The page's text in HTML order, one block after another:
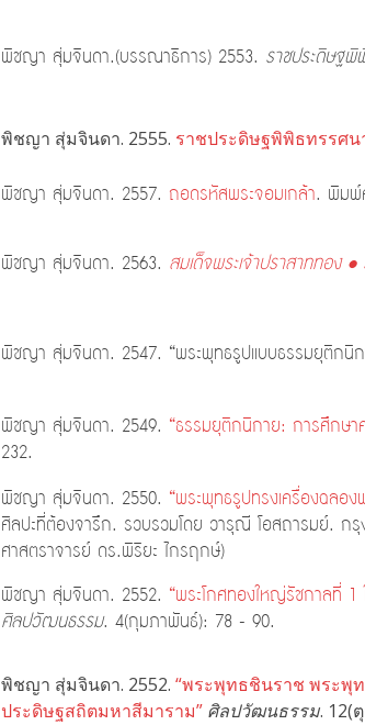
พิชญา สุ่มจินดา.(บรรณาธิการ) 2553. ราชประดิษฐ
พิชญา สุ่มจินดา. 2555. ราชประดิษฐพิพิธทรรศน
พิชญา สุ่มจินดา. 2557. ถอดรหัสพระจอมเกล้า. พิมพ์
พิชญา สุ่มจินดา. 2563. สมเด็จพระเจ้าปราสาททอง
พิชญา สุ่มจินดา. 2547. “พระพุทธรูปแบบธรรมยุติกนิก
พิชญา สุ่มจินดา. 2549. “ธรรมยุติกนิกาย: การศึกษ
232.
พิชญา สุ่มจินดา. 2550. “พระพุทธรูปทรงเครื่องฉลอ
ศิลปะที่ต้องจารึก. รวบรวมโดย วารุณี โอสถารมย์. กรุ
ศาสตราจารย์ ดร.พิริยะ ไกรฤกษ์)
พิชญา สุ่มจินดา. 2552. “พระโกศทองใหญ่รัชกาลที่ 1
ศิลปวัฒนธรรม. 4(กุมภาพันธ์): 78 - 90.
พิชญา สุ่มจินดา. 2552. “พระพุทธชินราช พระพุท
ประดิษฐสถิตมหาสีมาราม” ศิลปวัฒนธรรม. 12(